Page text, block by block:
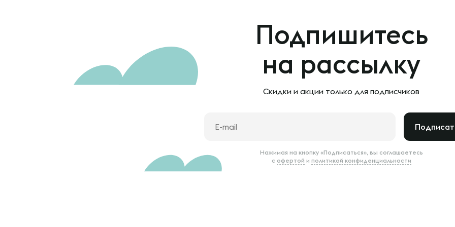
Подпишитесь
на рассылку
Скидки и акции только для подписчиков
Нажимая на кнопку «Подписаться», вы соглашаетесь
с офертой и политикой конфиденциальности